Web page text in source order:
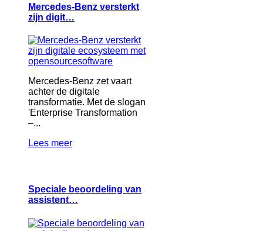
Mercedes-Benz versterkt
zijn digit…
Mercedes-Benz zet vaart
achter de digitale
transformatie. Met de slogan
'Enterprise Transformation
–...
Lees meer
Speciale beoordeling van
assistent…